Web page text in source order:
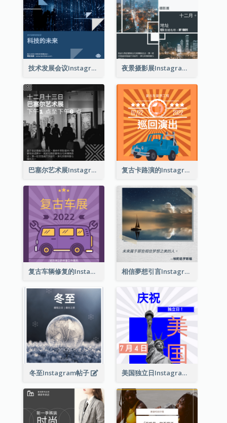
技术发展会议Instagram帖子 夜景摄影展Instagram贴子
巴塞尔艺术展Instagram帖子 复古卡路演的Instagram帖子
复古车辆修复的Instagram帖子 相信夢想引言Instagram帖子
冬至Instagram帖子 美国独立日Instagram帖子